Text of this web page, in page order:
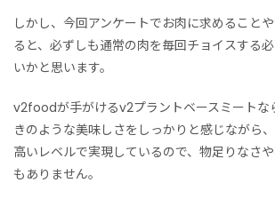
しかし、今回アンケートでお肉に求めること
ると、必ずしも通常の肉を毎回チョイスする
いかと思います。
v2foodが手がけるv2プラントベースミートな
きのような美味しさをしっかりと感じながら
高いレベルで実現しているので、物足りなさ
もありません。